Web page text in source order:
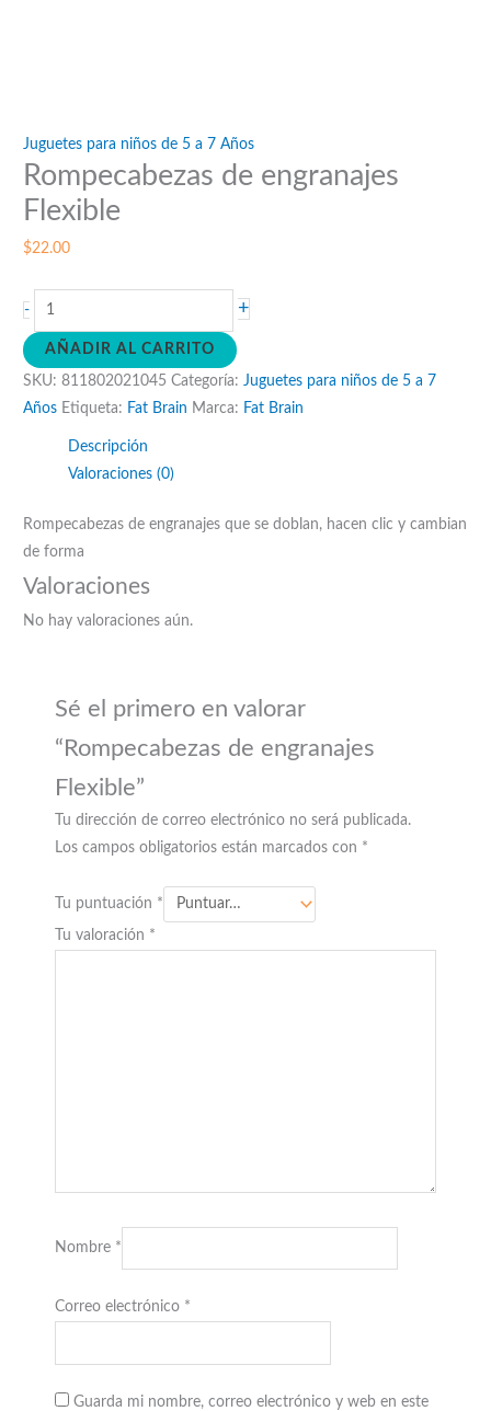
Juguetes para niños de 5 a 7 Años
Rompecabezas de engranajes
Flexible
$22.00
-
Rompecabezas
de
engranajes
Flexible
cantidad
+
AÑADIR AL CARRITO
SKU:811802021045 Categoría:Juguetes para niños de 5 a 7
Años Etiqueta: Fat Brain Marca: Fat Brain
Descripción
Valoraciones (0)
Rompecabezas de engranajes que se doblan, hacen clic y cambian
de forma
Valoraciones
No hay valoraciones aún.
Sé el primero en valorar
“Rompecabezas de engranajes
Flexible”
Tu dirección de correo electrónico no será publicada.
Los campos obligatorios están marcados con *
Tu puntuación *
Tu valoración *
Nombre *
Correo electrónico *
Guarda mi nombre, correo electrónico y web en este